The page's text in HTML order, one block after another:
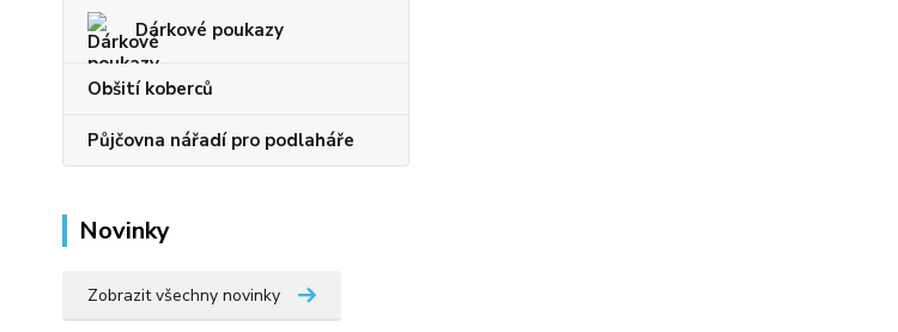
Dárkové poukazy
Obšití koberců
Půjčovna nářadí pro podlaháře
Novinky
Zobrazit všechny novinky